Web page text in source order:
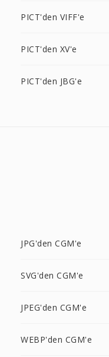
PICT'den VIFF'e
PICT'den XV'e
PICT'den JBG'e
JPG'den CGM'e
SVG'den CGM'e
JPEG'den CGM'e
WEBP'den CGM'e